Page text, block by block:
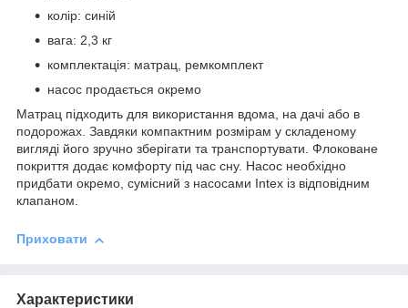
колір: синій
вага: 2,3 кг
комплектація: матрац, ремкомплект
насос продається окремо
Матрац підходить для використання вдома, на дачі або в
подорожах. Завдяки компактним розмірам у складеному
вигляді його зручно зберігати та транспортувати. Флоковане
покриття додає комфорту під час сну. Насос необхідно
придбати окремо, сумісний з насосами Intex із відповідним
клапаном.
Приховати
Характеристики